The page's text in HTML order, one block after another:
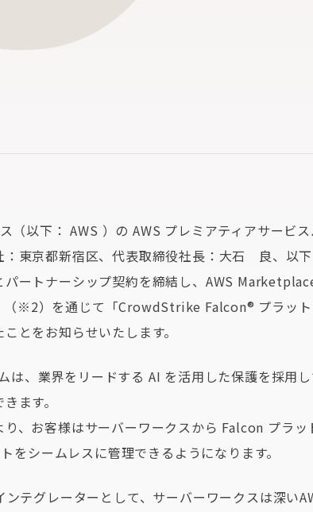
（以下： AWS ）の AWS プレミアティアサービ
東京都新宿区、代表取締役社長：大石 良、以下
パートナーシップ契約を締結し、AWS
※2）を通じて「CrowdStrike Falcon® プラット
とをお知らせいたします。
は、業界をリードする AI を活用した保護を採用
ます。
、お客様はサーバーワークスから Falcon プラ
をシームレスに管理できるようになります。
ンテグレーターとして、サーバーワークスは深い